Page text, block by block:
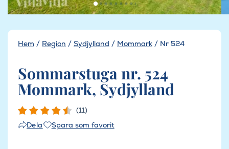
Hem / Region / Sydjylland / Mommark / Nr 524
Sommarstuga nr. 524
Mommark, Sydjylland
(11)
Dela
Spara som favorit